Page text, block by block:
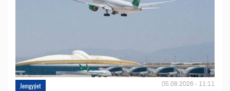
Jemgyýet 05.08.2026 - 11:11